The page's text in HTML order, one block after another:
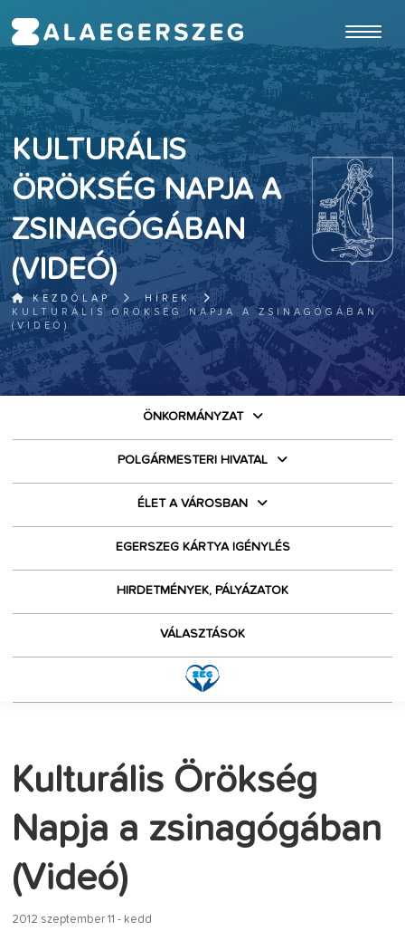
KULTURÁLIS
ÖRÖKSÉG NAPJA A
ZSINAGÓGÁBAN
(VIDEÓ)
KEZDŐLAP
HÍREK
KULTURÁLIS ÖRÖKSÉG NAPJA A ZSINAGÓGÁBAN
(VIDEÓ)
ÖNKORMÁNYZAT
POLGÁRMESTERI HIVATAL
ÉLET A VÁROSBAN
EGERSZEG KÁRTYA IGÉNYLÉS
HIRDETMÉNYEK, PÁLYÁZATOK
VÁLASZTÁSOK
Kulturális Örökség
Napja a zsinagógában
(Videó)
2012 szeptember 11 - kedd